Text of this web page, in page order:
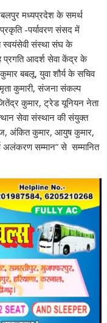
मध्यप्रदेश के समर्थ
प्रकृति -पर्यावरण संसद में
स्वयंसेवी संस्था संघ के
प्रगति आदर्श सेवा केंद्र के
बबलू, युवा शौर्य के सचिव
कुमारी, संजना संकल्प
कुमार, ट्रेड यूनियन नेता
सेवा संस्थान की संयुक्त
अंकित कुमार, आयुष कुमार,
अलंकरण सम्मान” से सम्मानित